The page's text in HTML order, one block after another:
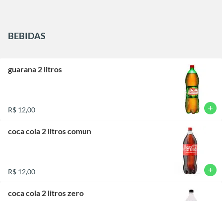
BEBIDAS
guarana 2 litros
R$ 12,00 add
coca cola 2 litros comun
R$ 12,00 add
coca cola 2 litros zero